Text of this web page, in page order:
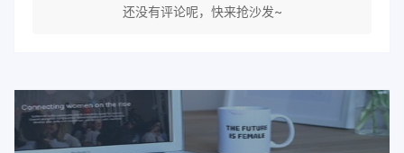
还没有评论呢，快来抢沙发~